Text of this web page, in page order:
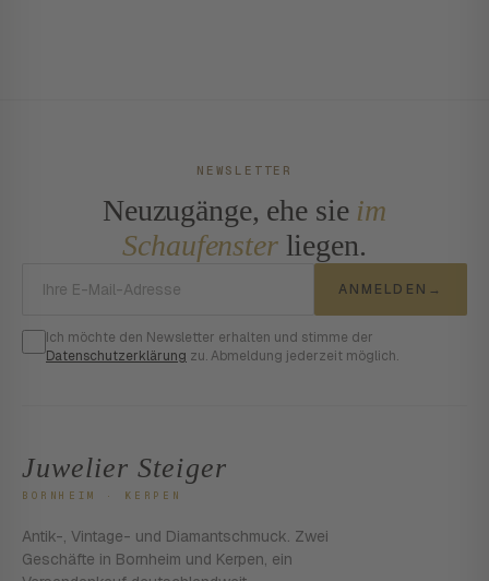
NEWSLETTER
Neuzugänge, ehe sie im
Schaufensterliegen.
ANMELDEN →
Ich möchte den Newsletter erhalten und stimme der
Datenschutzerklärung zu. Abmeldung jederzeit möglich.
Juwelier Steiger
BORNHEIM · KERPEN
Antik-, Vintage- und Diamantschmuck. Zwei
Geschäfte in Bornheim und Kerpen, ein